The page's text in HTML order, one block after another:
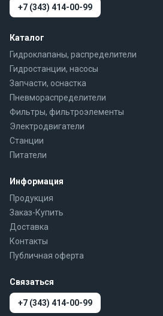
+7 (343) 414-00-99
Каталог
Гидроклапаны, распределители
Гидростанции, насосы
Запчасти, оснастка
Пневмораспределители
Фильтры, фильтроэлементы
Электродвигатели
Станции
Питатели
Информация
Продукция
Заказ-Купить
Доставка
Контакты
Публичная оферта
Связаться
+7 (343) 414-00-99